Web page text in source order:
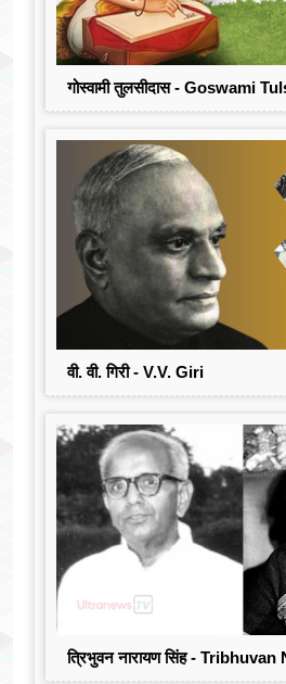
गोस्वामी तुलसीदास - Goswami
वी. वी. गिरी - V.V. Giri
त्रिभुवन नारायण सिंह -